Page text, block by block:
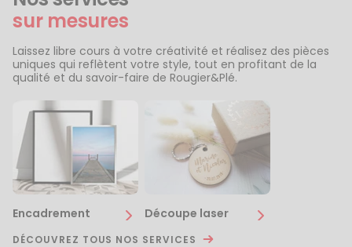
sur mesures
Laissez libre cours à votre créativité et réalisez des pièces
uniques qui reflètent votre style, tout en profitant de la
qualité et du savoir-faire de Rougier&Plé.
Encadrement Découpe laser
DÉCOUVREZ TOUS NOS SERVICES